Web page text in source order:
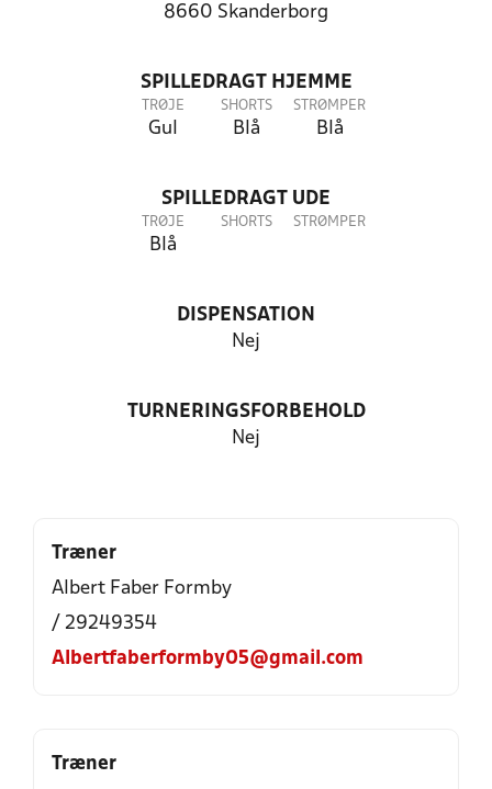
8660 Skanderborg
SPILLEDRAGT HJEMME
TRØJE
Gul
SHORTS
Blå
STRØMPER
Blå
SPILLEDRAGT UDE
TRØJE
Blå
SHORTS STRØMPER
DISPENSATION
Nej
TURNERINGSFORBEHOLD
Nej
Træner
Albert Faber Formby
/ 29249354
Albertfaberformby05@gmail.com
Træner